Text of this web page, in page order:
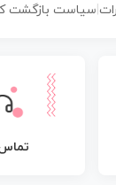
سیاست بازگشت
تماس